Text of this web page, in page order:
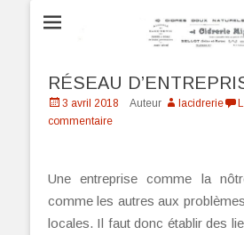
RÉSEAU
Posté
le
3 avril 2018 Auteur lacidrerie
commentaire
Une entreprise comme la
comme les autres aux
locales. Il faut donc établir des